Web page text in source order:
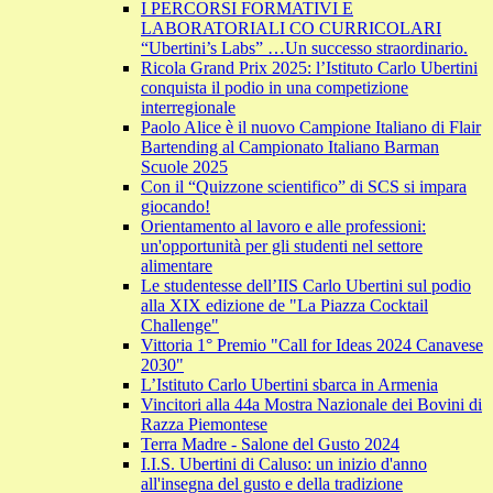
I PERCORSI FORMATIVI E
LABORATORIALI CO CURRICOLARI
“Ubertini’s Labs” …Un successo straordinario.
Ricola Grand Prix 2025: l’Istituto Carlo Ubertini
conquista il podio in una competizione
interregionale
Paolo Alice è il nuovo Campione Italiano di Flair
Bartending al Campionato Italiano Barman
Scuole 2025
Con il “Quizzone scientifico” di SCS si impara
giocando!
Orientamento al lavoro e alle professioni:
un'opportunità per gli studenti nel settore
alimentare
Le studentesse dell’IIS Carlo Ubertini sul podio
alla XIX edizione de "La Piazza Cocktail
Challenge"
Vittoria 1° Premio "Call for Ideas 2024 Canavese
2030"
L’Istituto Carlo Ubertini sbarca in Armenia
Vincitori alla 44a Mostra Nazionale dei Bovini di
Razza Piemontese
Terra Madre - Salone del Gusto 2024
I.I.S. Ubertini di Caluso: un inizio d'anno
all'insegna del gusto e della tradizione